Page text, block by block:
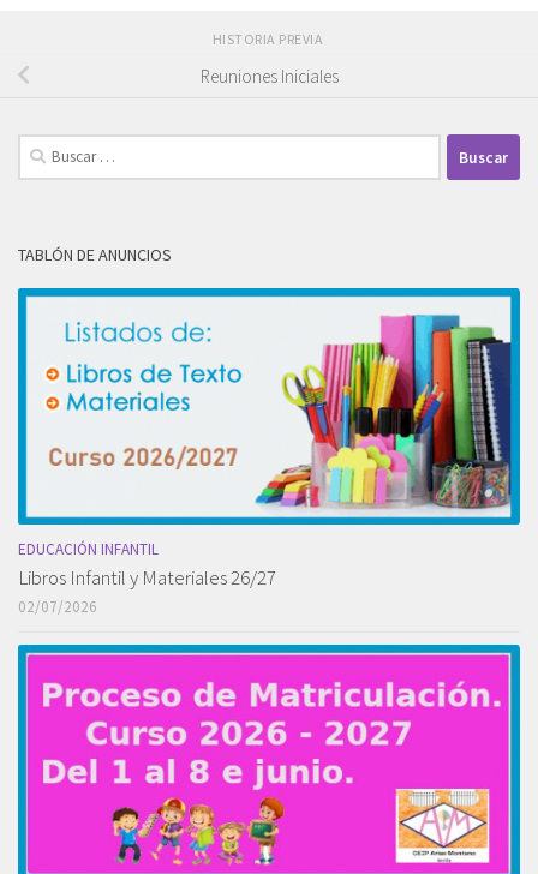
HISTORIA PREVIA
Reuniones Iniciales
Buscar:
TABLÓN DE ANUNCIOS
EDUCACIÓN INFANTIL
Libros Infantil y Materiales 26/27
02/07/2026